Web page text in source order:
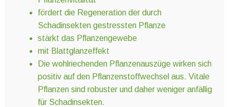
fördert die Regeneration der durch
Schadinsekten gestressten Pflanze
stärkt das Pflanzengewebe
mit Blattglanzeffekt
Die wohlriechenden Pflanzenauszüge wirken sich
positiv auf den Pflanzenstoffwechsel aus. Vitale
Pflanzen sind robuster und daher weniger anfällig
für Schadinsekten.